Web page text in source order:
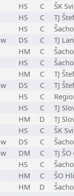
HS C
ŠK
HS C
TJ
HS C
w DS C
TJ
HM C
HS C
HM C
TJ
w DS C
TJ
HS C
HS C
TJ
HM D
TJ
HS C
ŠK
w DS C
w DM C
TJ
HS C
HM C
ŠO
HM D